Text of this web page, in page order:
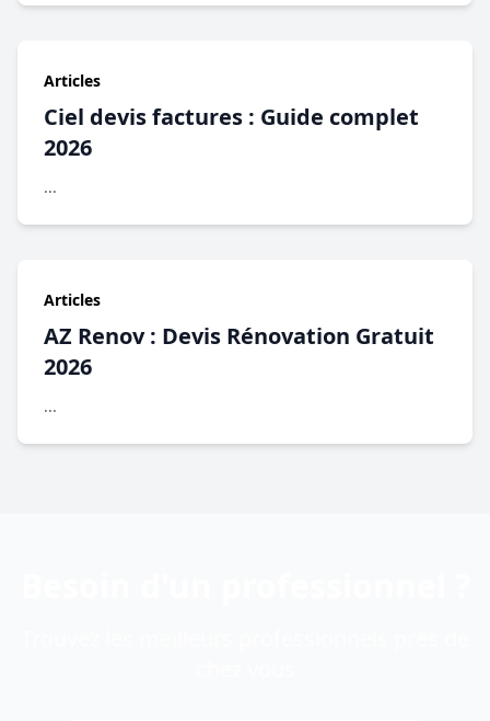
Articles
Ciel devis factures : Guide complet
2026
...
Articles
AZ Renov : Devis Rénovation Gratuit
2026
...